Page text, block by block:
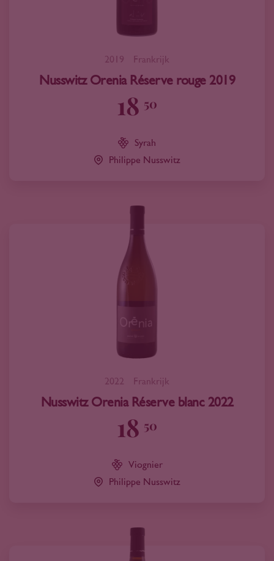
2019 Frankrijk
Nusswitz Orenia Réserve rouge 2019
18 50
Syrah
Philippe Nusswitz
2022 Frankrijk
Nusswitz Orenia Réserve blanc 2022
18 50
Viognier
Philippe Nusswitz